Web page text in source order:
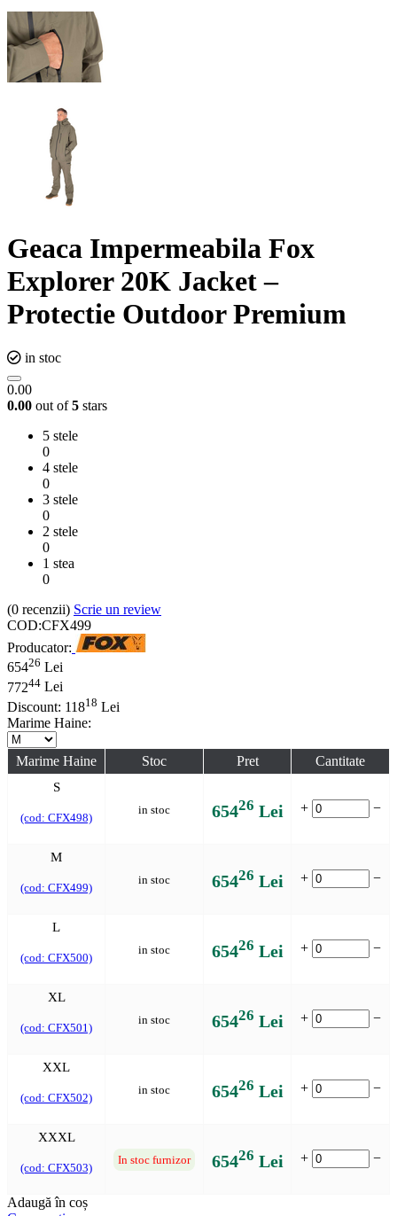
Geaca Impermeabila Fox
Explorer 20K Jacket –
Protectie Outdoor Premium
in stoc
0.00
0.00 out of5 stars
5 stele
0
4 stele
0
3 stele
0
2 stele
0
1 stea
0
(0 recenzii) Scrie un review
COD:CFX499
Producator:
65426 Lei
77244 Lei
Discount: 11818 Lei
Marime Haine:
Marime Haine Stoc Pret Cantitate
S
(cod: CFX498)
in stoc 65426 Lei + −
M
(cod: CFX499)
in stoc 65426 Lei + −
L
(cod: CFX500)
in stoc 65426 Lei + −
XL
(cod: CFX501)
in stoc 65426 Lei + −
XXL
(cod: CFX502)
in stoc 65426 Lei + −
XXXL
(cod: CFX503)
In stoc furnizor 65426 Lei + −
Adaugă în coș